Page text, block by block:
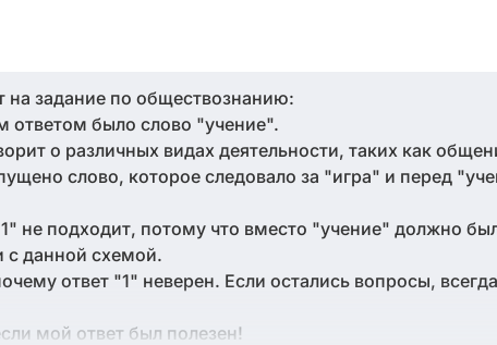
на задание по обществознанию:
ответом было слово "учение".
о различных видах деятельности, таких как
слово, которое следовало за "игра" и перед
не подходит, потому что вместо "учение" должно
с данной схемой.
ответ "1" неверен. Если остались вопросы,
мой ответ был полезен!